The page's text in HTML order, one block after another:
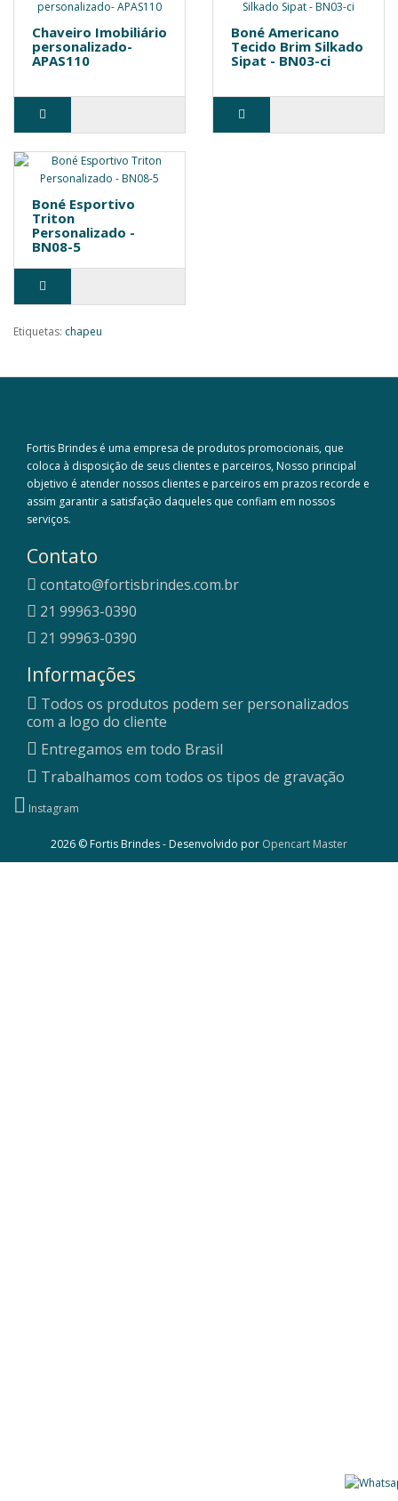
Chaveiro Imobiliário
personalizado-
APAS110
Boné Americano
Tecido Brim Silkado
Sipat - BN03-ci
Boné Esportivo
Triton
Personalizado -
BN08-5
Etiquetas: chapeu
Fortis Brindes é uma empresa de produtos promocionais, que
coloca à disposição de seus clientes e parceiros, Nosso principal
objetivo é atender nossos clientes e parceiros em prazos recorde e
assim garantir a satisfação daqueles que confiam em nossos
serviços.
Contato
contato@fortisbrindes.com.br
21 99963-0390
21 99963-0390
Informações
Todos os produtos podem ser personalizados
com a logo do cliente
Entregamos em todo Brasil
Trabalhamos com todos os tipos de gravação
Instagram
2026 © Fortis Brindes - Desenvolvido por Opencart Master